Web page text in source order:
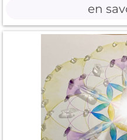
en